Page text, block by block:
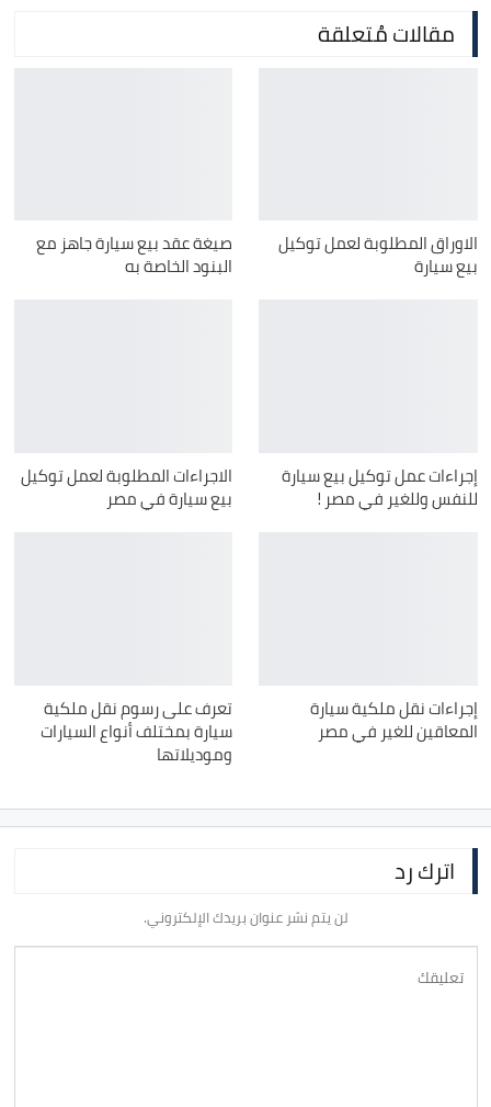
مقالات مُتعلقة
الاوراق المطلوبة لعمل توكيل
بيع سيارة
صيغة عقد بيع سيارة جاهز مع
البنود الخاصة به
إجراءات عمل توكيل بيع سيارة
للنفس وللغير في مصر !
الاجراءات المطلوبة لعمل توكيل
بيع سيارة في مصر
إجراءات نقل ملكية سيارة
المعاقين للغير في مصر
تعرف على رسوم نقل ملكية
سيارة بمختلف أنواع السيارات
وموديلاتها
اترك رد
لن يتم نشر عنوان بريدك الإلكتروني.